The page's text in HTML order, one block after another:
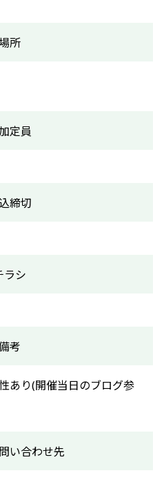
所
定員
締切
ラシ
考
あり(開催当日のブログ参
い合わせ先